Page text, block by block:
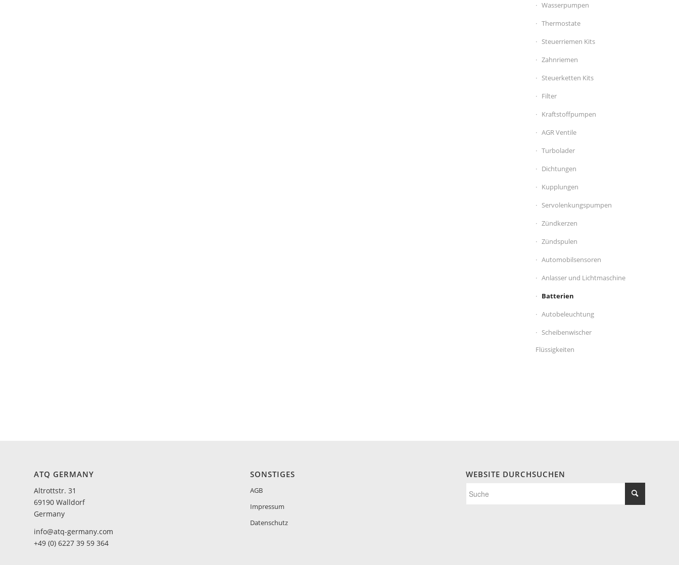
Wasserpumpen
Thermostate
Steuerriemen Kits
Zahnriemen
Steuerketten Kits
Filter
Kraftstoffpumpen
AGR Ventile
Turbolader
Dichtungen
Kupplungen
Servolenkungspumpen
Zündkerzen
Zündspulen
Automobilsensoren
Anlasser und Lichtmaschine
Batterien
Autobeleuchtung
Scheibenwischer
Flüssigkeiten
ATQ GERMANY
Altrottstr. 31
69190 Walldorf
Germany
info@atq-germany.com
+49 (0) 6227 39 59 364
SONSTIGES
AGB
Impressum
Datenschutz
WEBSITE DURCHSUCHEN